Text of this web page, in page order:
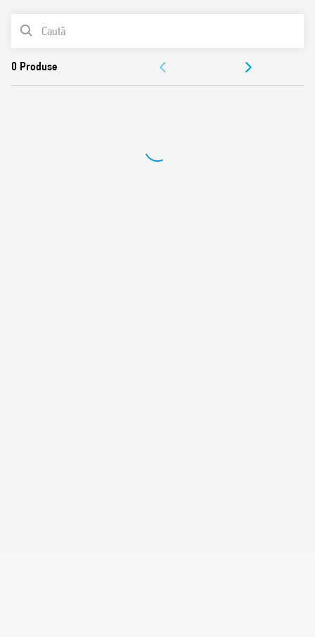
Etichetă indicatoare
Materialul de contact nu conţine Cadmiu
Montare pe şină de 35 mm (EN 60715)
LISTA DE PRODUSE
APROBĂRI